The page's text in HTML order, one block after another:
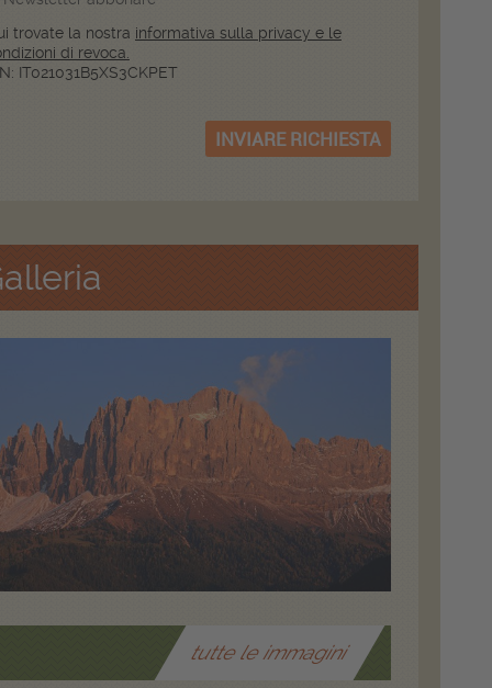
trovate la nostra informativa sulla privacy e le
di revoca.
IT021031B5XS3CKPET
INVIARE RICHIESTA
tutte le immagini